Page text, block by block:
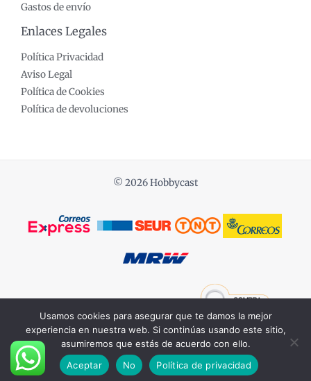
Gastos de envío
Enlaces Legales
Política Privacidad
Aviso Legal
Política de Cookies
Política de devoluciones
© 2026 Hobbycast
Usamos cookies para asegurar que te damos la mejor
experiencia en nuestra web. Si continúas usando este sitio,
asumiremos que estás de acuerdo con ello.
Aceptar
No Política de privacidad